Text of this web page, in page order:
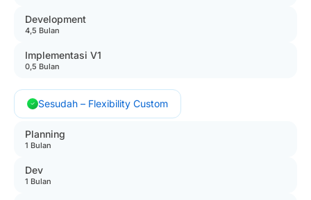
Development
4,5 Bulan
Implementasi V1
0,5 Bulan
Sesudah – Flexibility Custom
Planning
1 Bulan
Dev
1 Bulan